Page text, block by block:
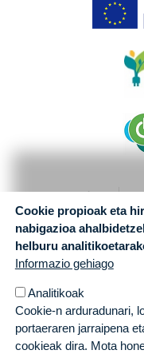
Cookie propioak eta
nabigazioa
helburu
Informazio gehiago
Analitikoak
Cookie-n arduradunari,
portaeraren jarraipena
cookieak dira. Mota